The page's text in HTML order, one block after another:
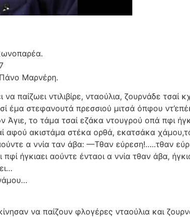
Μαρνέρη.
παίζωει ντιλιβίρε, νταούλια, ζουρνάδε τσαί
έμα στεφανουτά πρεσσιού μιτσά όπφου
το τάμα τσαί εζάκα ντουγρού οπά πφι
αφού ακιστάμα στέκα ορθά, εκατσάκα
α ννία ταν άβα: —Τθαν εύρεση!…..τθαν
ήγκιαει αούντε ένταοι α ννία τθαν άβα,
να παίζουν φλογέρες νταούλια και